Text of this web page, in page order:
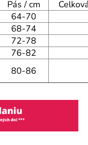
Pás / cm
64-70
68-74
72-78
76-82
80-86